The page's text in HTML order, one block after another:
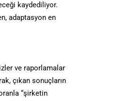
kaydediliyor.
adaptasyon en
ve raporlamalar
çıkan sonuçların
“şirketin